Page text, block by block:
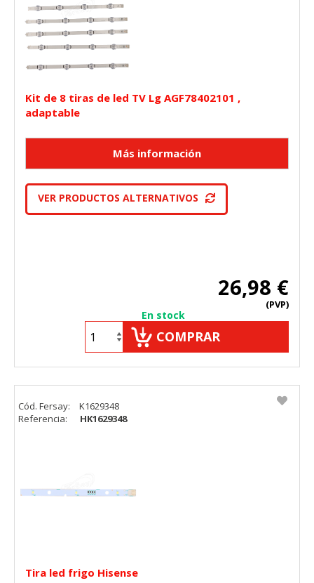
Kit de 8 tiras de led TV Lg AGF78402101 ,
adaptable
VER PRODUCTOS ALTERNATIVOS
26,98 €
(PVP)
En stock
COMPRAR
Tira led frigo Hisense
Cód. Fersay:
K1629348
Referencia:
HK1629348